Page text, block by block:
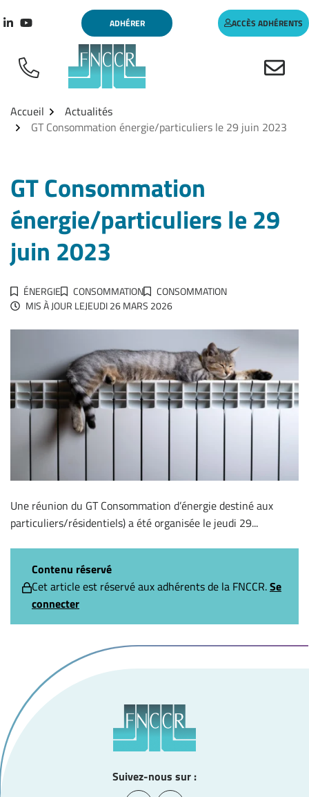
au
Lien vers le compte Linkedin
Lien vers la chaîne Youtube
ADHÉRER ACCÈS ADHÉRENTS
Accueil
Actualités
GT Consommation énergie/particuliers le 29 juin 2023
GT Consommation
énergie/particuliers le 29
juin 2023
ÉNERGIE CONSOMMATION
CONSOMMATION
MIS À JOUR LEJEUDI 26 MARS 2026
Une réunion du GT Consommation d’énergie destiné aux
particuliers/résidentiels) a été organisée le jeudi 29...
Contenu réservé
Cet article est réservé aux adhérents de la FNCCR.Se
connecter
Suivez-nous sur :